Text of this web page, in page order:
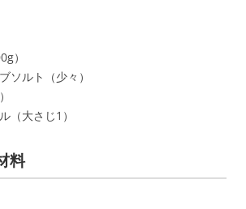
）
ソルト（少々）
（大さじ1）
料